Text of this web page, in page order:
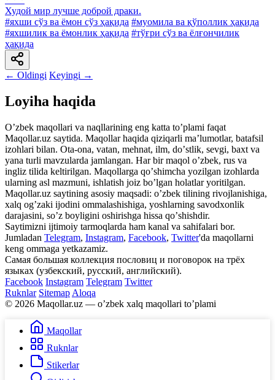
Худой мир лучше доброй драки.
#яхши сўз ва ёмон сўз ҳақида #муомила ва қўполлик ҳақида
#яхшилик ва ёмонлик ҳақида #тўғри сўз ва ёлғончилик
ҳақида
← Oldingi Keyingi →
Loyiha haqida
Oʼzbek maqollari va naqllarining eng katta toʼplami faqat
Maqollar.uz saytida. Maqollar haqida qiziqarli maʼlumotlar, batafsil
izohlari bilan. Ota-ona, vatan, mehnat, ilm, doʼstlik, sevgi, baxt va
yana turli mavzularda jamlangan. Har bir maqol oʼzbek, rus va
ingliz tilida keltirilgan. Maqollarga qoʼshimcha yozilgan izohlarda
ularning asl mazmuni, ishlatish joiz boʼlgan holatlar yoritilgan.
Maqollar.uz saytining asosiy maqsadi: oʼzbek tilining rivojlanishiga,
xalq ogʼzaki ijodini ommalashishiga, yoshlarning savodxonlik
darajasini, soʼz boyligini oshirishga hissa qoʼshishdir.
Saytimizni ijtimoiy tarmoqlarda ham kanal va sahifalari bor.
Jumladan Telegram, Instagram, Facebook, Twitter'da maqollarni
keng ommaga yetkazamiz.
Самая большая коллекция пословиц и поговорок на трёх
языках (узбекский, русский, английский).
Facebook Instagram Telegram Twitter
Ruknlar Sitemap Aloqa
© 2026 Maqollar.uz — oʼzbek xalq maqollari toʼplami
Maqollar
Ruknlar
Stikerlar